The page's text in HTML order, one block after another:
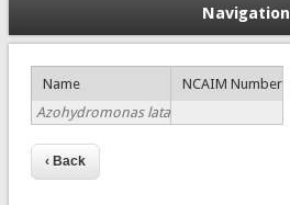
Navigation
Name
NCAIM Number
Azohydromonas lata